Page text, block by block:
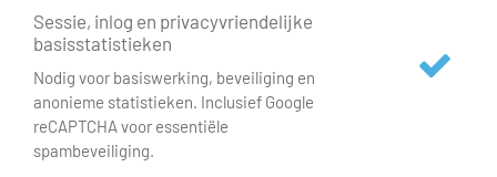
Sessie, inlog en privacyvriendelijke
basisstatistieken
Nodig voor basiswerking, beveiliging en
anonieme statistieken. Inclusief Google
reCAPTCHA voor essentiële
spambeveiliging.